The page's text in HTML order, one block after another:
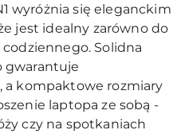
wyróżnia się eleganckim
jest idealny zarówno do
Solidna
gwarantuje
a kompaktowe rozmiary
laptopa ze sobą -
czy na spotkaniach